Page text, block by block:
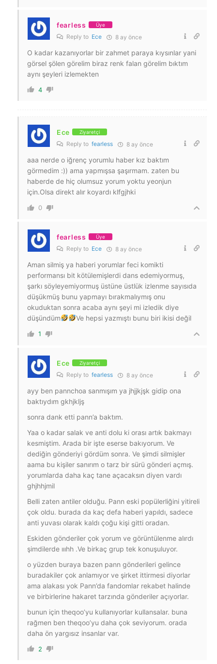
fearless Üye
Reply to Ece 8 ay önce
O kadar kazanıyorlar bir zahmet paraya kıysınlar yani
görsel şölen görelim biraz renk falan görelim bıktım
aynı şeyleri izlemekten
4
Ece Ziyaretçi
Reply to fearless 8 ay önce
aaa nerde o iğrenç yorumlu haber kız baktım
görmedim :)) ama yapmışsa şaşırmam. zaten bu
haberde de hiç olumsuz yorum yoktu yeonjun
için.Olsa direkt alır koyardı klfgjhki
0
fearless Üye
Reply to Ece 8 ay önce
Aman silmiş ya haberi yorumlar feci komikti
performansı bit kötülemişlerdi dans edemiyormuş,
şarkı söyleyemiyormuş üstüne üstlük izlenme sayısıda
düşükmüş bunu yapmayı bırakmalıymış onu
okuduktan sonra acaba aynı şeyi mi izledik diye
düşündüm
Ve hepsi yazmıştı bunu biri ikisi değil
1
Ece Ziyaretçi
Reply to fearless 8 ay önce
ayy ben pannchoa sanmışım ya jhjjkjşk gidip ona
baktıydım gkhjkljş
sonra dank etti pann’a baktım.
Yaa o kadar salak ve anti dolu ki orası artık bakmayı
kesmiştim. Arada bir işte eserse bakıyorum. Ve
dediğin gönderiyi gördüm sonra. Ve şimdi silmişler
aama bu kişiler sanırım o tarz bir sürü gönderi açmış.
yorumlarda daha kaç tane açacaksın diyen vardı
ghjhhjmil
Belli zaten antiler olduğu. Pann eski popülerliğini yitireli
çok oldu. burada da kaç defa haberi yapıldı, sadece
anti yuvası olarak kaldı çoğu kişi gitti oradan.
Eskiden gönderiler çok yorum ve görüntülenme alırdı
şimdilerde ıııhh .Ve birkaç grup tek konuşuluyor.
o yüzden buraya bazen pann gönderileri gelince
buradakiler çok anlamıyor ve şirket ittirmesi diyorlar
ama alakası yok Pann’da fandomlar rekabet halinde
ve birbirlerine hakaret tarzında gönderiler açıyorlar.
bunun için theqoo’yu kullanıyorlar kullansalar. buna
rağmen ben theqoo’yu daha çok seviyorum. orada
daha ön yargısız insanlar var.
2